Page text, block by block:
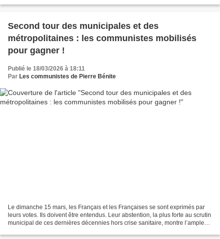
Second tour des municipales et des
métropolitaines : les communistes mobilisés
pour gagner !
Publié le 18/03/2026 à 18:11
Par Les communistes de Pierre Bénite
Le dimanche 15 mars, les Français et les Françaises se sont exprimés par
leurs votes. Ils doivent être entendus. Leur abstention, la plus forte au scrutin
municipal de ces dernières décennies hors crise sanitaire, montre l’ampleur